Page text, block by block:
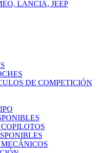
LANCIA, JEEP
DE COMPETICIÓN